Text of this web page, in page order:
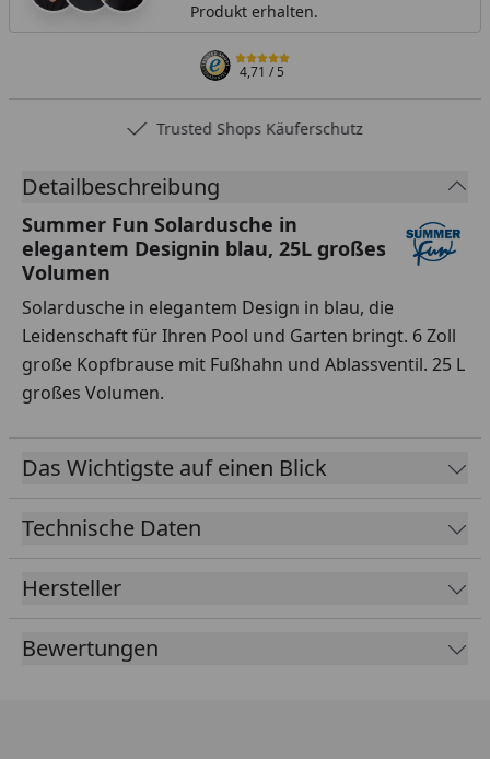
Produkt erhalten.
4,71/ 5
Trusted Shops Käuferschutz
Detailbeschreibung
Summer Fun Solardusche in
elegantem Designin blau, 25L großes
Volumen
Solardusche in elegantem Design in blau, die
Leidenschaft für Ihren Pool und Garten bringt. 6 Zoll
große Kopfbrause mit Fußhahn und Ablassventil. 25 L
großes Volumen.
Das Wichtigste auf einen Blick
Technische Daten
Hersteller
Bewertungen